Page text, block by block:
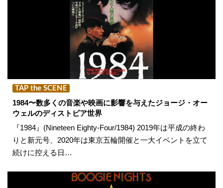
TAP the SCENE
1984〜数多くの音楽や映画に影響を与えたジョージ・オー
ウェルのディストピア世界
『1984』(Nineteen Eighty-Four/1984) 2019年は平成の終わ
りと新元号、2020年は東京五輪開催と一大イベントを立て
続けに控える日…